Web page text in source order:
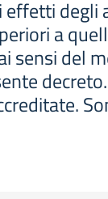
effetti degli
a
sensi del
decreto.